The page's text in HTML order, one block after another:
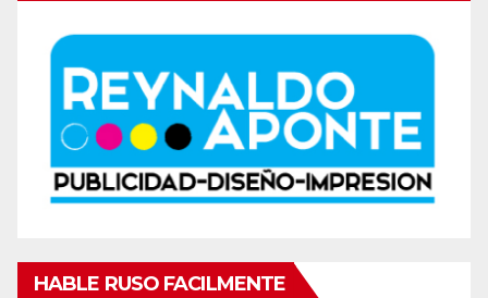
HABLE RUSO FACILMENTE